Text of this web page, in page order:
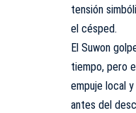
tensión
el césped.
El Suwon
tiempo, pero
empuje local
antes del